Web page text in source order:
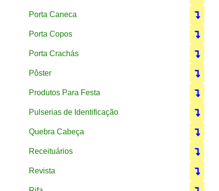
Porta Caneca
Porta Copos
Porta Crachás
Pôster
Produtos Para Festa
Pulserias de Identificação
Quebra Cabeça
Receituários
Revista